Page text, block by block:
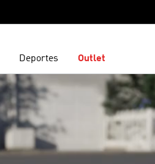
Deportes Outlet